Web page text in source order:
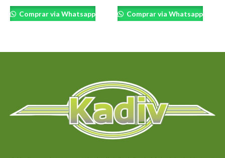
Comprar via Whatsapp Comprar via Whatsapp